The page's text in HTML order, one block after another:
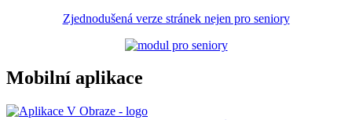
Zjednodušená verze stránek nejen pro seniory
Mobilní aplikace